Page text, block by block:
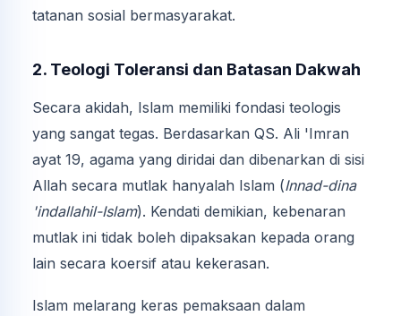
tatanan sosial bermasyarakat.
2. Teologi Toleransi dan Batasan Dakwah
Secara akidah, Islam memiliki fondasi teologis
yang sangat tegas. Berdasarkan QS. Ali 'Imran
ayat 19, agama yang diridai dan dibenarkan di sisi
Allah secara mutlak hanyalah Islam (Innad-dina
'indallahil-Islam). Kendati demikian, kebenaran
mutlak ini tidak boleh dipaksakan kepada orang
lain secara koersif atau kekerasan.
Islam melarang keras pemaksaan dalam